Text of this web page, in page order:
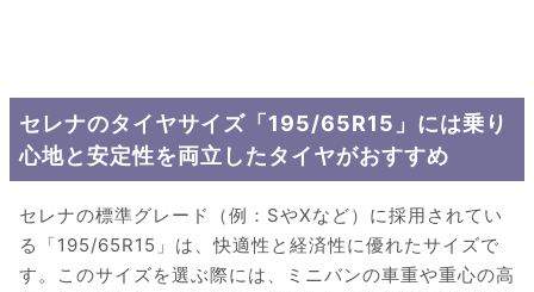
セレナのタイヤサイズ「195/65R15」には乗り
心地と安定性を両立したタイヤがおすすめ
セレナの標準グレード（例：SやXなど）に採用されてい
る「195/65R15」は、快適性と経済性に優れたサイズで
す。このサイズを選ぶ際には、ミニバンの車重や重心の高